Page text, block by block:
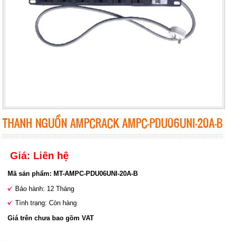
THANH NGUỒN AMPCRACK AMPC-PDU06UNI-20A-B
Giá: Liên hệ
Mã sản phẩm: MT-AMPC-PDU06UNI-20A-B
Bảo hành: 12 Tháng
Tình trạng: Còn hàng
Giá trên chưa bao gồm VAT